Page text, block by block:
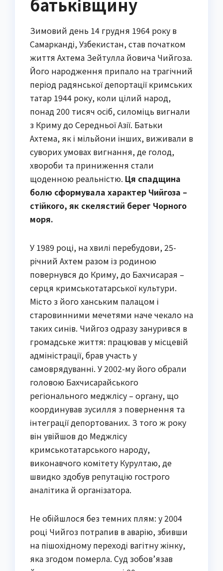
батьківщину
Зимовий день 14 грудня 1964 року в
Самарканді, Узбекистан, став початком
життя Ахтема Зейтулла йовича Чийгоза.
Його народження припало на трагічний
період радянської депортації кримських
татар 1944 року, коли цілий народ,
понад 200 тисяч осіб, силоміць вигнали
з Криму до Середньої Азії. Батьки
Ахтема, як і мільйони інших, виживали в
суворих умовах вигнання, де голод,
хвороби та приниження стали
щоденною реальністю. Ця спадщина
болю сформувала характер Чийгоза –
стійкого, як скелястий берег Чорного
моря.
У 1989 році, на хвилі перебудови, 25-
річний Ахтем разом із родиною
повернувся до Криму, до Бахчисарая –
серця кримськотатарської культури.
Місто з його ханським палацом і
старовинними мечетями наче чекало на
таких синів. Чийгоз одразу занурився в
громадське життя: працював у місцевій
адміністрації, брав участь у
самоврядуванні. У 2002-му його обрали
головою Бахчисарайського
регіонального меджлісу – органу, що
координував зусилля з повернення та
інтеграції депортованих. З того ж року
він увійшов до Меджлісу
кримськотатарського народу,
виконавчого комітету Курултаю, де
швидко здобув репутацію гострого
аналітика й організатора.
Не обійшлося без темних плям: у 2004
році Чийгоз потрапив в аварію, збивши
на пішохідному переході вагітну жінку,
яка згодом померла. Суд зобов’язав